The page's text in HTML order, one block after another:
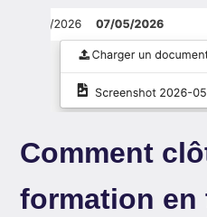
Comment
formation en